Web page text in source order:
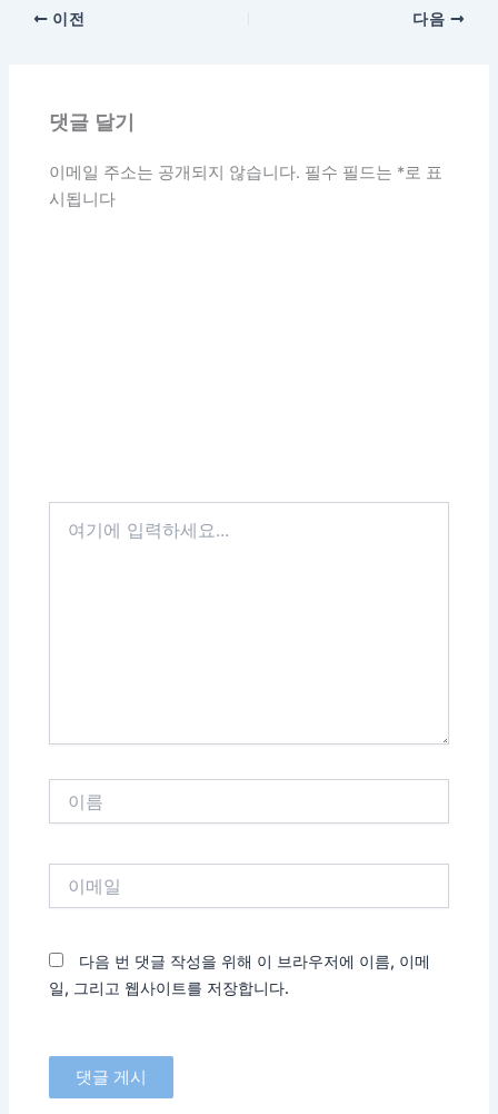
이전 다음
댓글 달기
이메일 주소는 공개되지 않습니다. 필수 필드는 *로 표
시됩니다
다음 번 댓글 작성을 위해 이 브라우저에 이름, 이메
일, 그리고 웹사이트를 저장합니다.